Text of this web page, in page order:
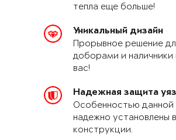
тепла еще больше!
Уникальный дизайн
Прорывное решение
доборами и
вас!
Надежная защита
Особенностью данной
надежно установлены
конструкции.